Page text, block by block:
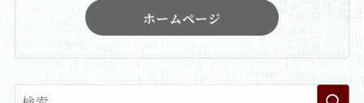
ホームページ